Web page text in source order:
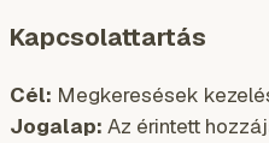
Kapcsolattartás
Cél: Megkeresések
Jogalap: Az érintett